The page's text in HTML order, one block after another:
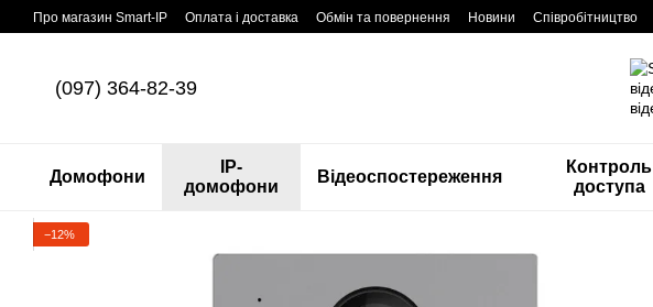
Перейти до основного контенту
Про магазин Smart-IP Оплата і доставка Обмін та повернення Новини Співробітництво
(097) 364-82-39
Домофони
IP-
домофони
Відеоспостереження
Контроль
доступа
−12%